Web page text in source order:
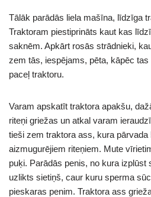
Tālāk parādās liela mašīna, līdzīga
Traktoram piestiprināts kaut kas
saknēm. Apkārt rosās strādnieki,
zem tās, iespējams, pēta, kāpēc
paceļ traktoru.
Varam apskatīt traktora apakšu,
riteņi griežas un atkal varam
tieši zem traktora ass, kura
aizmugurējiem riteņiem. Mute
puķi. Parādās penis, no kura izplūst
uzlikts sietiņš, caur kuru sperma
pieskaras penim. Traktora ass